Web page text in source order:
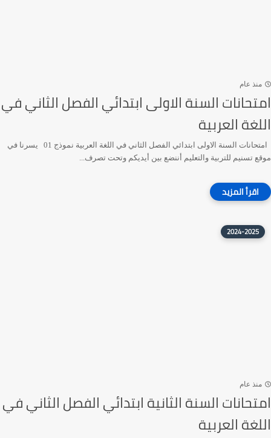
منذ عام
امتحانات السنة الاولى ابتدائي الفصل الثاني في
اللغة العربية
امتحانات السنة الاولى ابتدائي الفصل الثاني في اللغة العربية نموذج 01 يسرنا في
موقع تسنيم للتربية والتعليم أننضع بين أيديكم وتحت تصرف...
2024-2025
منذ عام
امتحانات السنة الثانية ابتدائي الفصل الثاني في
اللغة العربية